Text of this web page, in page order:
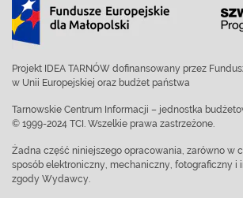
Projekt IDEA TARNÓW dofinansowany przez
w Unii Europejskiej oraz budżet państwa
Tarnowskie Centrum Informacji – jednostka
© 1999-2024 TCI. Wszelkie prawa zastrzeżone.
Żadna część niniejszego opracowania, zarówno w
sposób elektroniczny, mechaniczny, fotograficzny
zgody Wydawcy.